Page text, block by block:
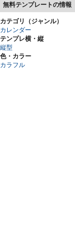
無料テンプレートの情報
カテゴリ（ジャンル）
カレンダー
テンプレ横・縦
縦型
色・カラー
カラフル